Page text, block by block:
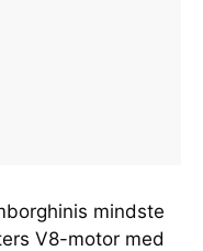
mindste
V8-motor med